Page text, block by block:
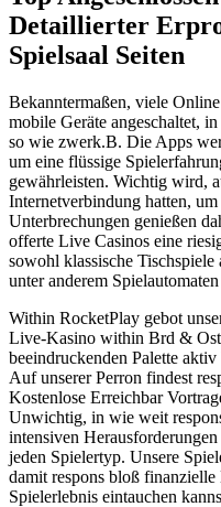
Detaillierter
Spielsaal Seiten
Bekanntermaßen, viele
mobile Geräte angeschaltet,
so wie zwerk.B. Die Apps
um eine flüssige
gewährleisten. Wichtig wird,
Internetverbindung hatten,
Unterbrechungen genießen
offerte Live Casinos eine
sowohl klassische
unter anderem
Within RocketPlay gebot
Live-Kasino within Brd &
beeindruckenden Palette
Auf unserer Perron findest
Kostenlose Erreichbar
Unwichtig, in wie weit
intensiven
jeden Spielertyp. Unsere
damit respons bloß
Spielerlebnis eintauchen